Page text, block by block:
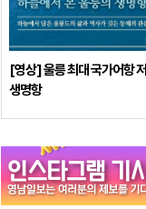
[영상] 울릉 최대 국가어항
생명항